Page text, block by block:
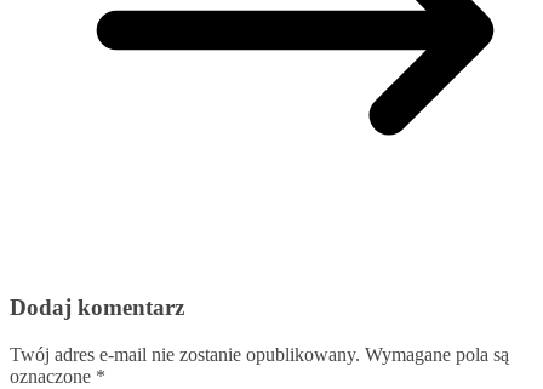
Dodaj komentarz
Twój adres e-mail nie zostanie opublikowany. Wymagane pola są
oznaczone *